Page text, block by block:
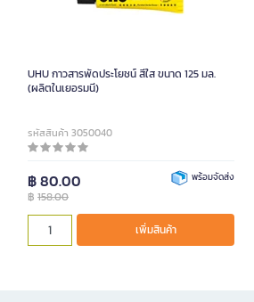
UHU กาวสารพัดประโยชน์ สีใส ขนาด 125 มล.
(ผลิตในเยอรมนี)
รหัสสินค้า 3050040
฿ 80.00
฿ 158.00
พร้อมจัดส่ง
เพิ่มสินค้า